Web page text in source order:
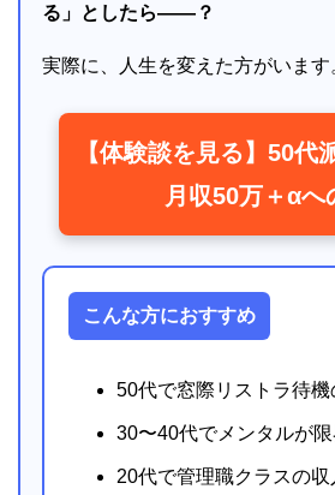
る」としたら――？
実際に、人生を変えた方がいます
【体験談を見る】50代
月収50万＋αへ
こんな方におすすめ
50代で窓際リストラ待
30〜40代でメンタルが
20代で管理職クラスの